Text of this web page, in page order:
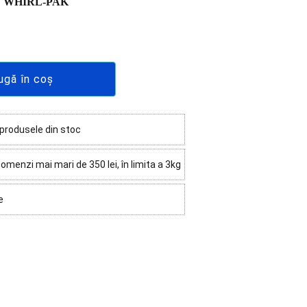
în coș
din stoc
mai mari de 350 lei, în limita a 3kg